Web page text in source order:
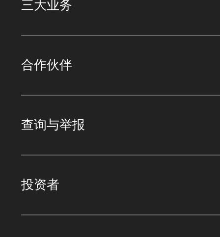
三大业务
合作伙伴
查询与举报
投资者